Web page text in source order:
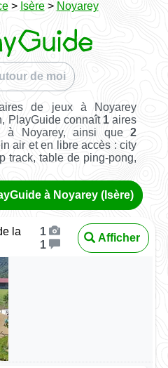
> Isère> Noyarey
de moi
de jeux à Noyarey
PlayGuide connaît 1 aires
à Noyarey, ainsi que2
air et en libre accès : city
track, table de ping-pong,
à Noyarey (Isère)
la
1
1
Afficher